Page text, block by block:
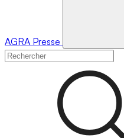
AGRA Presse